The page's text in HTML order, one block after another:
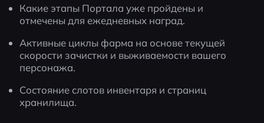
Какие этапы Портала уже пройдены и
отмечены для ежедневных наград.
Активные циклы фарма на основе текущей
скорости зачистки и выживаемости вашего
персонажа.
Состояние слотов инвентаря и страниц
хранилища.